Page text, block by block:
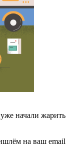
начали жарить
на ваш email